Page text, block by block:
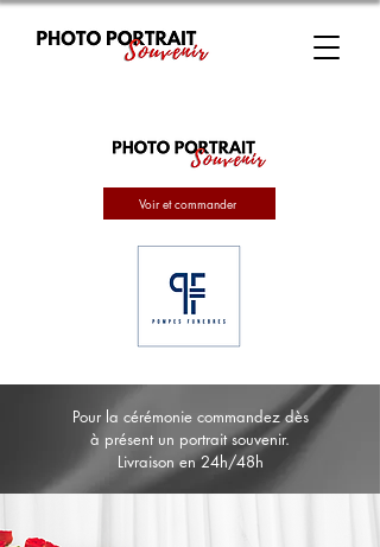
Voir et commander
Pour la cérémonie commandez dès
à présent un portrait souvenir.
Livraison en 24h/48h